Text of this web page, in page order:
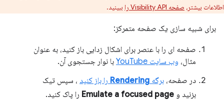
اطلاعات بیشتر، صفحه Visibility API را ببینید.
برای شبیه سازی یک صفحه متمرکز:
صفحه ای را با عنصر برای اشکال زدایی باز کنید، به عنوان
مثال، وب سایت YouTube
با نوار جستجوی آن.
در صفحه، برگه Rendering را باز کنید ، سپس تیک
بزنید و Emulate a focused page را پاک کنید.